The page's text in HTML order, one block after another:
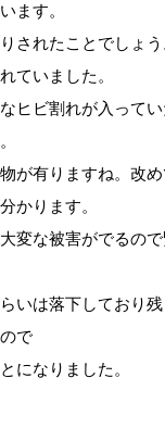
ます。
されたことでしょ
ていました。
ヒビ割れが入って
が有りますね。改
かります。
変な被害がでるの
いは落下しており
で
になりました。